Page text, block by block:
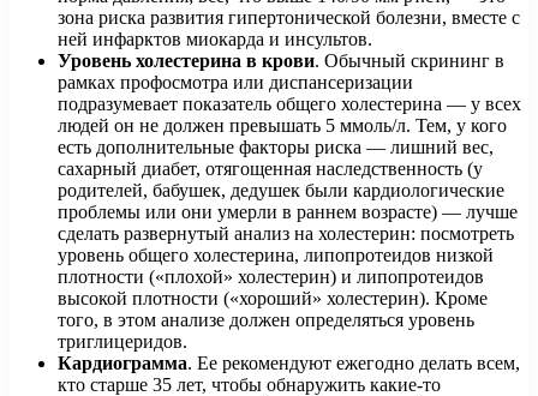
зона риска развития гипертонической болезни, вместе с
ней инфарктов миокарда и инсультов.
Уровень холестерина в крови. Обычный скрининг в
рамках профосмотра или диспансеризации
подразумевает показатель общего холестерина — у всех
людей он не должен превышать 5 ммоль/л. Тем, у кого
есть дополнительные факторы риска — лишний вес,
сахарный диабет, отягощенная наследственность (у
родителей, бабушек, дедушек были кардиологические
проблемы или они умерли в раннем возрасте) — лучше
сделать развернутый анализ на холестерин: посмотреть
уровень общего холестерина, липопротеидов низкой
плотности («плохой» холестерин) и липопротеидов
высокой плотности («хороший» холестерин). Кроме
того, в этом анализе должен определяться уровень
триглицеридов.
Кардиограмма. Ее рекомендуют ежегодно делать всем,
кто старше 35 лет, чтобы обнаружить какие-то